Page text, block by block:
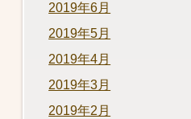
2019年6月
2019年5月
2019年4月
2019年3月
2019年2月